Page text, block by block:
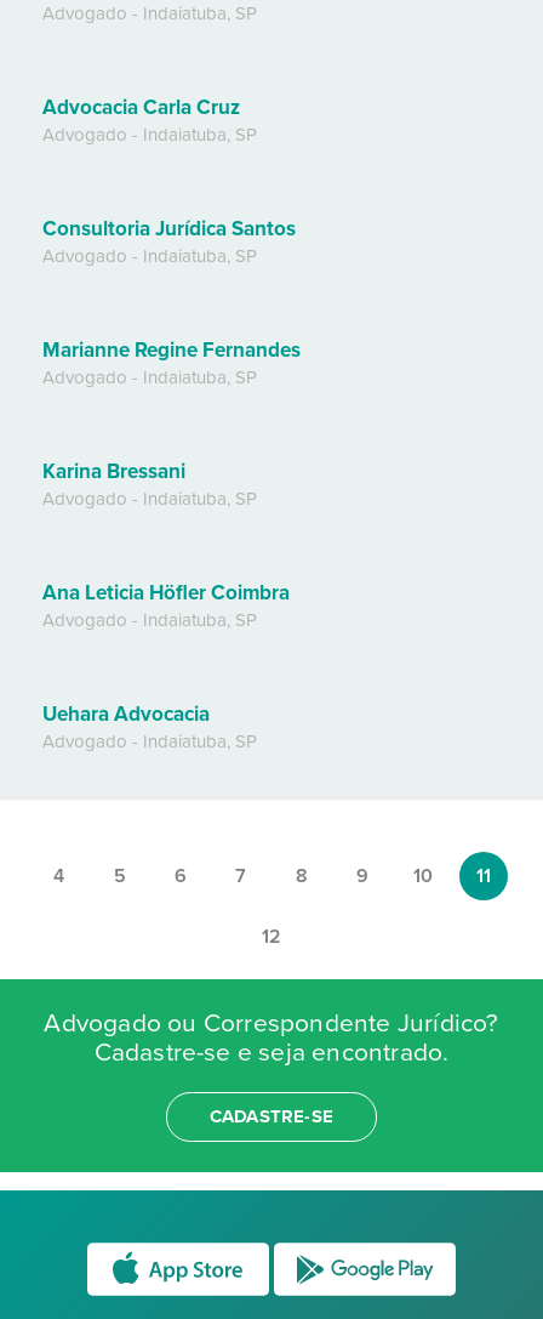
Advogado - Indaiatuba, SP
Advocacia Carla Cruz
Advogado - Indaiatuba, SP
Consultoria Jurídica Santos
Advogado - Indaiatuba, SP
Marianne Regine Fernandes
Advogado - Indaiatuba, SP
Karina Bressani
Advogado - Indaiatuba, SP
Ana Leticia Höfler Coimbra
Advogado - Indaiatuba, SP
Uehara Advocacia
Advogado - Indaiatuba, SP
4 5 6 7 8 9 10 11
12
Advogado ou Correspondente Jurídico?
Cadastre-se e seja encontrado.
CADASTRE-SE